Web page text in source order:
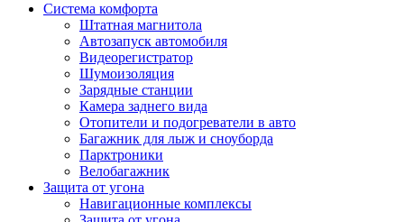
Система комфорта
Штатная магнитола
Автозапуск автомобиля
Видеорегистратор
Шумоизоляция
Зарядные станции
Камера заднего вида
Отопители и подогреватели в авто
Багажник для лыж и сноуборда
Парктроники
Велобагажник
Защита от угона
Навигационные комплексы